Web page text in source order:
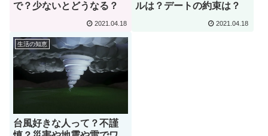
で？少ないとどうなる？
2021.04.18
ルは？デートの約束は？
2021.04.18
生活の知恵
台風好きな人って？不謹